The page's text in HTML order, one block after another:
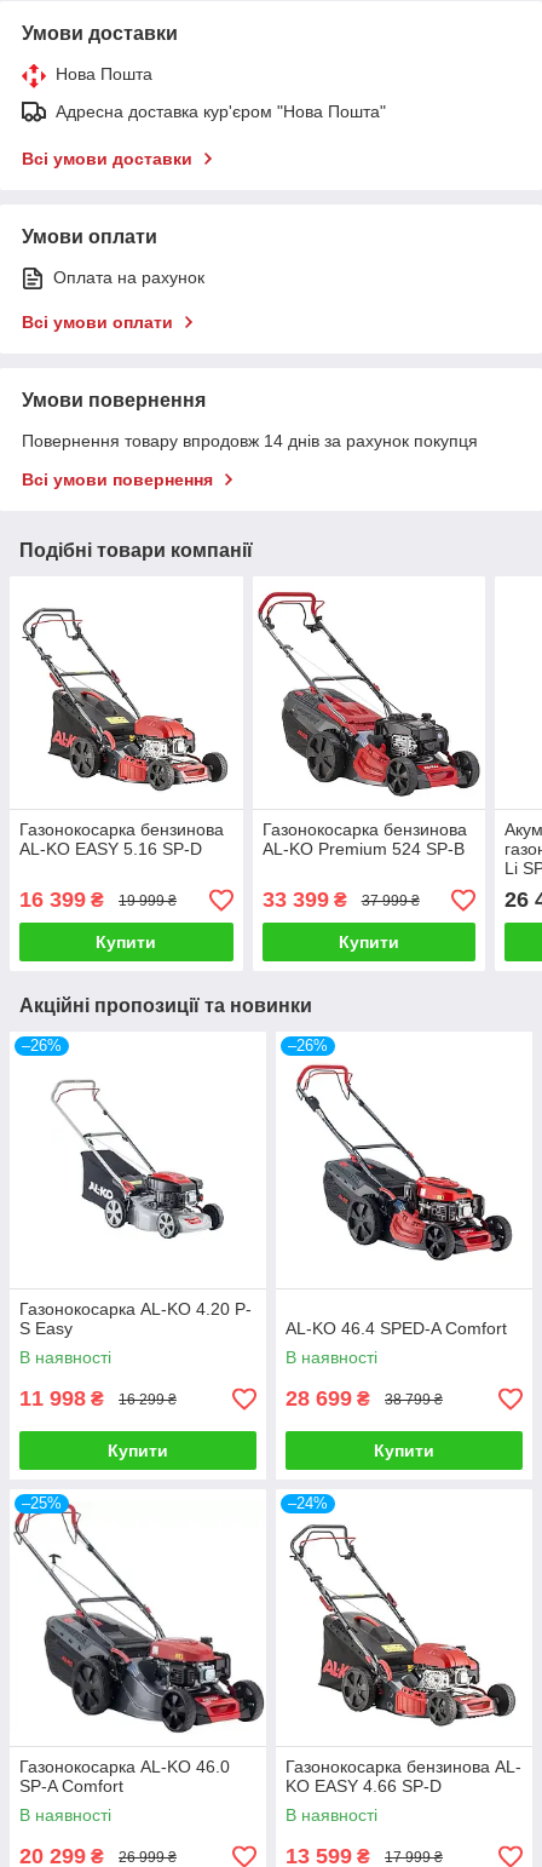
Умови доставки
Нова Пошта
Адресна доставка кур'єром "Нова Пошта"
Всі умови доставки
Умови оплати
Оплата на рахунок
Всі умови оплати
Умови повернення
Повернення товару впродовж 14 днів за рахунок покупця
Всі умови повернення
Подібні товари компанії
Газонокосарка бензинова
AL-KO EASY 5.16 SP-D
16 399 ₴ 19 999 ₴
Купити
Газонокосарка бензинова
AL-KO Premium 524 SP-B
33 399₴ 37 999 ₴
Купити
Li
з/п
26
Акційні пропозиції та новинки
–26%
Газонокосарка AL-KO 4.20 P-
S Easy
В наявності
11 998 ₴ 16 299 ₴
Купити
–26%
AL-KO 46.4 SPED-A Comfort
В наявності
28 699 ₴ 38 799 ₴
Купити
–25%
Газонокосарка AL-KO 46.0
SP-A Comfort
В наявності
20 299 ₴ 26 999 ₴
–24%
Газонокосарка бензинова AL-
KO EASY 4.66 SP-D
В наявності
13 599 ₴ 17 999 ₴